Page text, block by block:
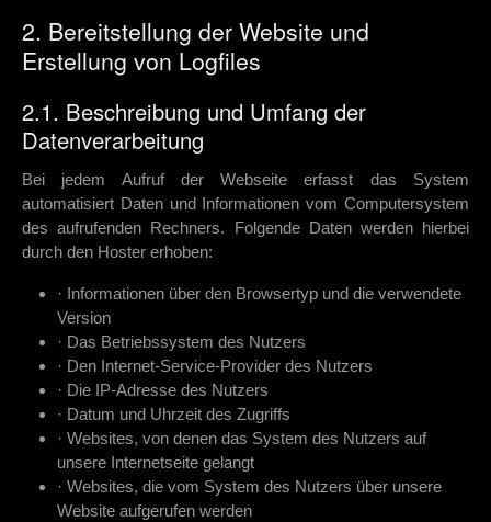
2. Bereitstellung der Website und
Erstellung von Logfiles
2.1. Beschreibung und Umfang der
Datenverarbeitung
Bei jedem Aufruf der Webseite erfasst das System
automatisiert Daten und Informationen vom Computersystem
des aufrufenden Rechners. Folgende Daten werden hierbei
durch den Hoster erhoben:
· Informationen über den Browsertyp und die verwendete
Version
· Das Betriebssystem des Nutzers
· Den Internet-Service-Provider des Nutzers
· Die IP-Adresse des Nutzers
· Datum und Uhrzeit des Zugriffs
· Websites, von denen das System des Nutzers auf
unsere Internetseite gelangt
· Websites, die vom System des Nutzers über unsere
Website aufgerufen werden